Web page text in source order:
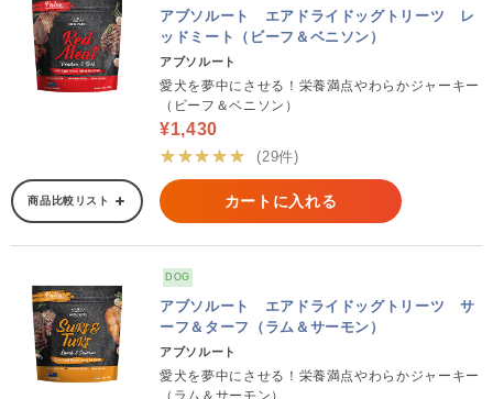
アブソルート エアドライドッグトリーツ レ
ッドミート（ビーフ＆ベニソン）
アブソルート
愛犬を夢中にさせる！栄養満点やわらかジャーキー
（ビーフ＆ベニソン）
¥1,430
★★★★★
(29件)
商品比較リスト カートに入れる
DOG
アブソルート エアドライドッグトリーツ サ
ーフ＆ターフ（ラム＆サーモン）
アブソルート
愛犬を夢中にさせる！栄養満点やわらかジャーキー
（ラム＆サーモン）